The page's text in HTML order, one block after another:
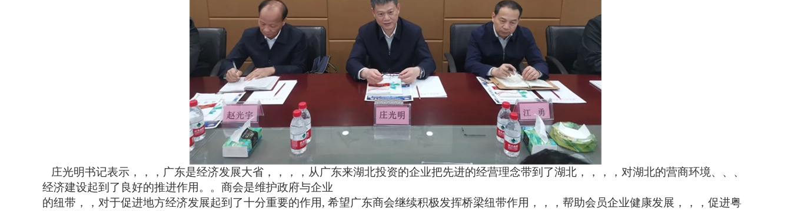
庄光明书记表示，，，广东是经济发展大省，，，，从广东来湖北投资的企业把先进的经营理念带到了湖北，，，，对湖北的营商环境、、、
经济建设起到了良好的推进作用。。商会是维护政府与企业
的纽带，，对于促进地方经济发展起到了十分重要的作用, 希望广东商会继续积极发挥桥梁纽带作用，，，帮助会员企业健康发展，，，促进粤